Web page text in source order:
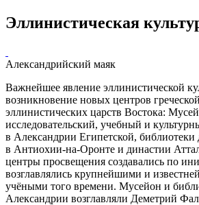
Эллинистическая
Александрийский маяк
Важнейшее явление эллинистической
возникновение новых центров
эллинистических царств Востока:
исследовательский, учебный и
в Александрии Египетской, библиотеки
в Антиохии-на-Оронте и династии
центры просвещения создавались по
возглавлялись крупнейшими и
учёными того времени. Мусейон и
Александрии возглавляли Деметрий